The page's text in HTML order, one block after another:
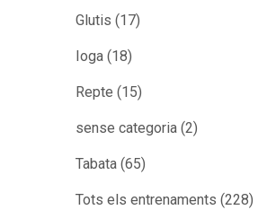
Glutis (17)
Ioga (18)
Repte (15)
sense categoria (2)
Tabata (65)
Tots els entrenaments (228)